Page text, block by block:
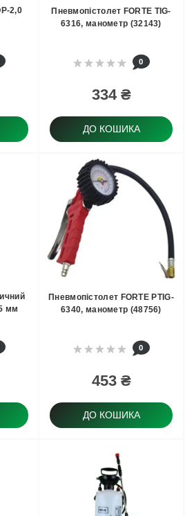
2,0
Пневмопістолет FORTE TIG-
6316, манометр (32143)
0
334 ₴
ДО КОШИКА
мм
Пневмопістолет FORTE PTIG-
6340, манометр (48756)
0
453 ₴
ДО КОШИКА